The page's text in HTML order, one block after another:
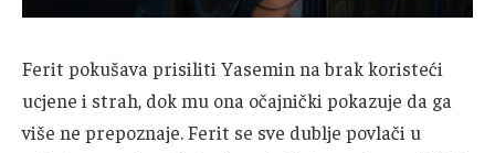
Ferit pokušava prisiliti Yasemin na brak koristeći
ucjene i strah, dok mu ona očajnički pokazuje da ga
više ne prepoznaje. Ferit se sve dublje povlači u